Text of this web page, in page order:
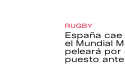
RUGBY
España
el Mundial
peleará por
puesto